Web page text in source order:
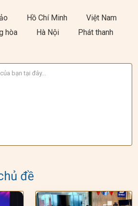
Hồ Chí Minh
Việt Nam
hòa Hà Nội Phát thanh
đề